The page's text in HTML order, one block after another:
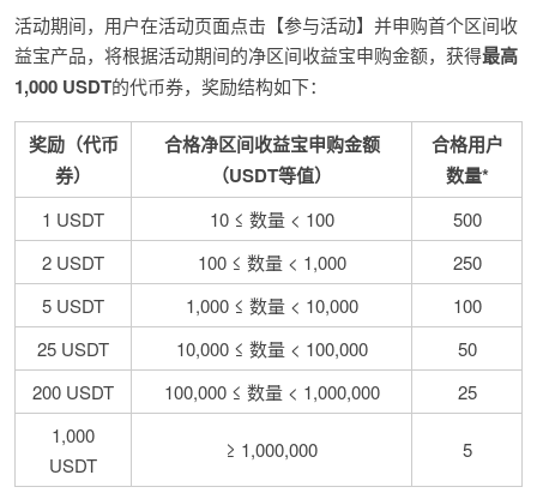
活动期间，用户在活动页面点击【参与活动】并申购首个区间收
益宝产品，将根据活动期间的净区间收益宝申购金额，获得最高
1,000 USDT的代币券，奖励结构如下：
奖励（代币
券）
合格净区间收益宝申购金额
（USDT等值）
合格用户
数量*
1 USDT 10 ≤ 数量 < 100
500
2 USDT
100 ≤ 数量 < 1,000
250
5 USDT
1,000 ≤ 数量 < 10,000
100
25 USDT
10,000 ≤ 数量 < 100,000
50
200 USDT
100,000 ≤ 数量 < 1,000,000
25
1,000
USDT
≥ 1,000,000 5